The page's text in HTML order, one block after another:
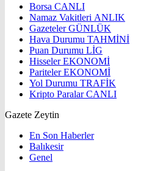
Borsa CANLI
Namaz Vakitleri ANLIK
GazetelerGÜNLÜK
Hava Durumu TAHMİNİ
Puan Durumu LİG
HisselerEKONOMİ
ParitelerEKONOMİ
Yol Durumu TRAFİK
Kripto ParalarCANLI
Gazete Zeytin
En Son Haberler
Balıkesir
Genel